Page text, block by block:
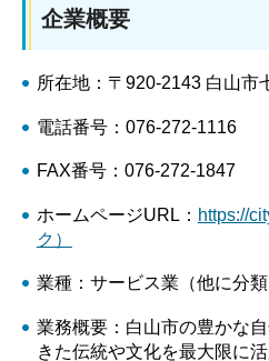
企業概要
所在地：〒920-2143 白山市
電話番号：076-272-1116
FAX番号：076-272-1847
ホームページURL： https://
ク）
業種：サービス業（他に分類
業務概要：白山市の豊かな
きた伝統や文化を最大限に